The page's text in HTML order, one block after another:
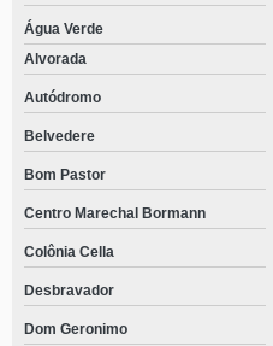
Água Verde
Alvorada
Autódromo
Belvedere
Bom Pastor
Centro Marechal Bormann
Colônia Cella
Desbravador
Dom Geronimo